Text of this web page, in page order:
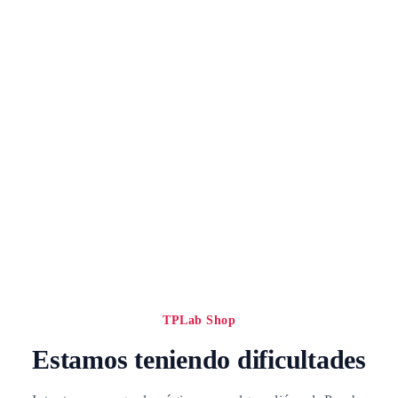
TPLab Shop
Estamos teniendo dificultades